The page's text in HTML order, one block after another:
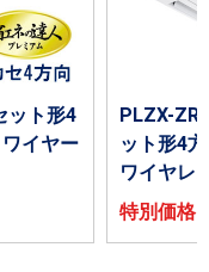
ト形4
イヤー
PLZX-
ット形4
ワイヤレ
特別価